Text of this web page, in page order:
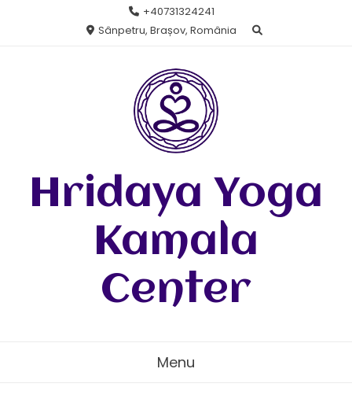
+40731324241
Sânpetru, Brașov, România
Hridaya Yoga
Kamala
Center
Menu